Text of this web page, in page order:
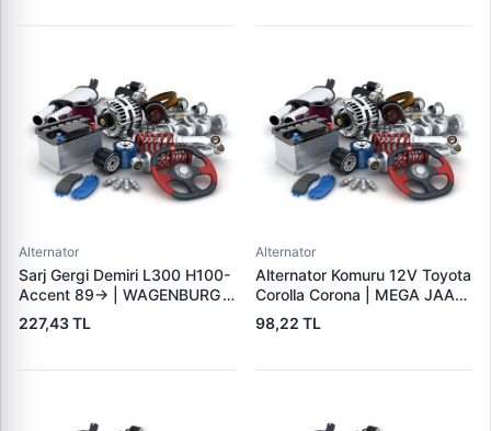
Alternator
Sarj Gergi Demiri L300 H100-
Accent 89-> | WAGENBURG
10234112 | OEM MD315409
37461-42000
227,43 TL
Alternator
Alternator Komuru 12V Toyota
Corolla Corona | MEGA JAAX
35 | OEM JAAX35
98,22 TL